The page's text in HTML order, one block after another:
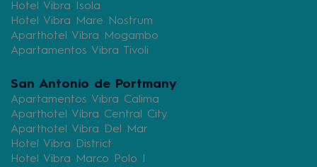
Hotel Vibra Isola
Hotel Vibra Mare Nostrum
Aparthotel Vibra Mogambo
Apartamentos Vibra Tivoli
San Antonio de Portmany
Apartamentos Vibra Calima
Aparthotel Vibra Central City
Aparthotel Vibra Del Mar
Hotel Vibra District
Hotel Vibra Marco Polo I